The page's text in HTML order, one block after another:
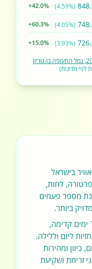
(4.59%)
+42.0%
(4.05%)
+60.3%
(3.93%)
+15.0%
לפי מדינות)
בישראל
לחות,
מספר פעמים
ביותר.
באתר תוכלו למצוא תחזית לעד 14 ימים קדימה,
ליום וללילה.
כיוון ומהירות
זריחת ושקיעת